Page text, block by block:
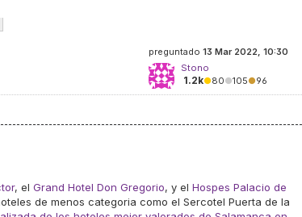
preguntado 13 Mar 2022, 10:30
Stono
1.2k●80●105●96
, el Grand Hotel Don Gregorio, y el Hospes Palacio de
de menos categoria como el Sercotel Puerta de la